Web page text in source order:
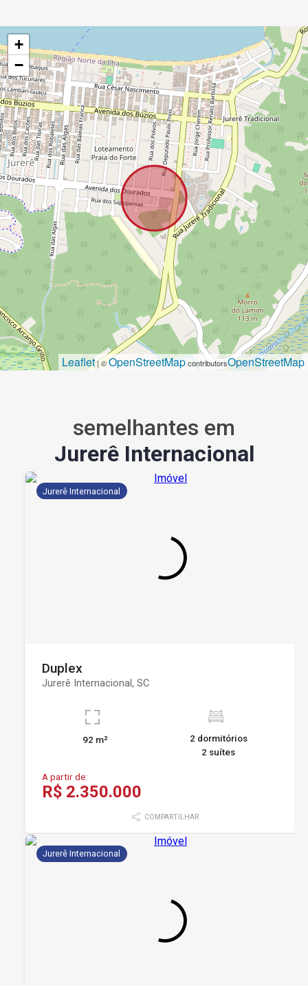
+
−
Leaflet| ©OpenStreetMapcontributorsOpenStreetMap
semelhantes em
Jurerê Internacional
Jurerê Internacional
Duplex
Jurerê Internacional, SC
92 m²
2 dormitórios
2 suítes
A partir de:
R$ 2.350.000
COMPARTILHAR
Jurerê Internacional